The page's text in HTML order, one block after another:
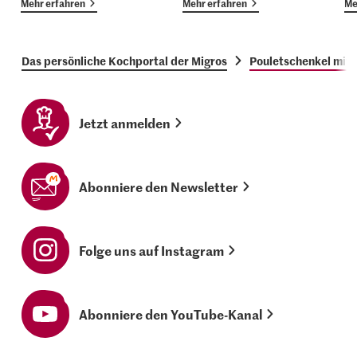
Mehr erfahren Mehr erfahren
Das persönliche Kochportal der Migros Pouletschenkel mit
Jetzt anmelden
Abonniere den Newsletter
Folge uns auf Instagram
Abonniere den YouTube-Kanal